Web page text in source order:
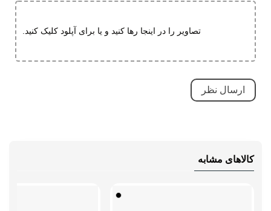
قابلیت تطبیق با فرم پا
نوع ساق
محصول
هنگام استفاده داشته باشید
تصاویر را در اینجا رها کنید و یا برای آپلود کلیک کنید.
کالاهای مشابه